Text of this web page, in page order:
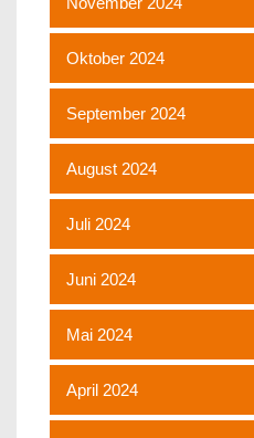
Oktober 2024
September 2024
August 2024
Juli 2024
Juni 2024
Mai 2024
April 2024